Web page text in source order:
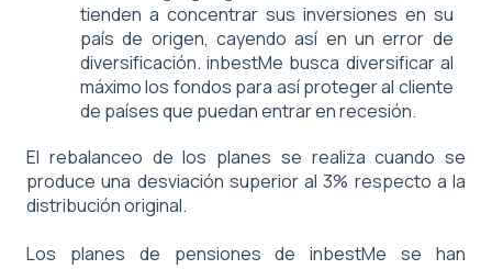
tienden a concentrar sus inversiones en su
país de origen, cayendo así en un error de
diversificación. inbestMe busca diversificar al
máximo los fondos para así proteger al cliente
de países que puedan entrar en recesión.
El rebalanceo de los planes se realiza cuando se
produce una desviación superior al 3% respecto a la
distribución original.
Los planes de pensiones de inbestMe se han